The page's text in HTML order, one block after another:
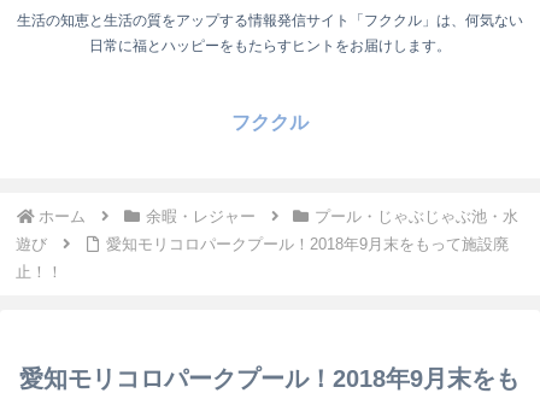
生活の知恵と生活の質をアップする情報発信サイト「フククル」は、何気ない
日常に福とハッピーをもたらすヒントをお届けします。
フククル
ホーム 余暇・レジャー
プール・じゃぶじゃぶ池・水
遊び
愛知モリコロパークプール！2018年9月末をもって施設廃
止！！
愛知モリコロパークプール！2018年9月末をも